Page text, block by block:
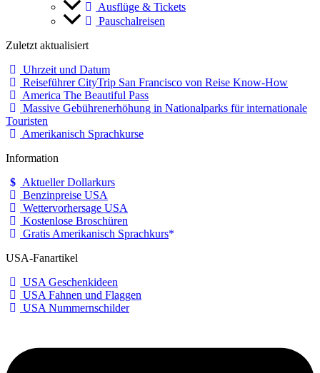
Ausflüge & Tickets
Pauschalreisen
Zuletzt aktualisiert
Uhrzeit und Datum
Reiseführer CityTrip San Francisco von Reise Know-How
America The Beautiful Pass
Massive Gebührenerhöhung in Nationalparks für internationale
Touristen
Amerikanisch Sprachkurse
Information
Aktueller Dollarkurs
Benzinpreise USA
Wettervorhersage USA
Kostenlose Broschüren
Gratis Amerikanisch Sprachkurs
USA-Fanartikel
USA Geschenkideen
USA Fahnen und Flaggen
USA Nummernschilder